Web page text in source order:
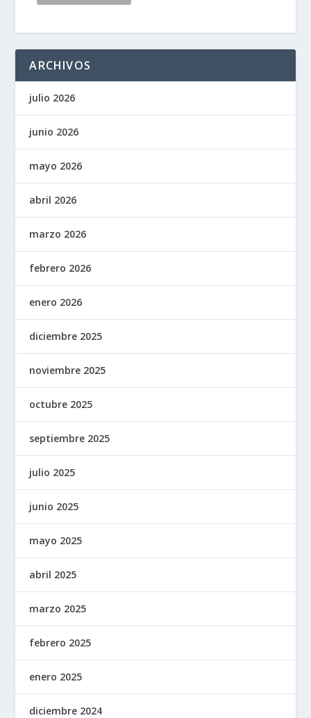
ARCHIVOS
julio 2026
junio 2026
mayo 2026
abril 2026
marzo 2026
febrero 2026
enero 2026
diciembre 2025
noviembre 2025
octubre 2025
septiembre 2025
julio 2025
junio 2025
mayo 2025
abril 2025
marzo 2025
febrero 2025
enero 2025
diciembre 2024